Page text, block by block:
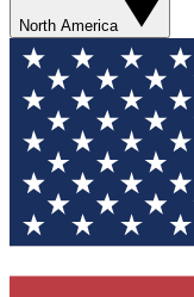
North America